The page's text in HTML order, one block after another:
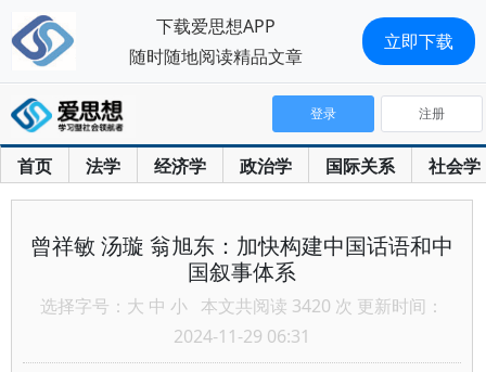
首页 法学 经济学 政治学 国际关系 社会学
登录 注册
曾祥敏 汤璇 翁旭东：加快构建中国话语和中
国叙事体系
选择字号： 大 中 小 本文共阅读 3420 次 更新时间：
2024-11-29 06:31
下载爱思想APP
随时随地阅读精品文章
立即下载